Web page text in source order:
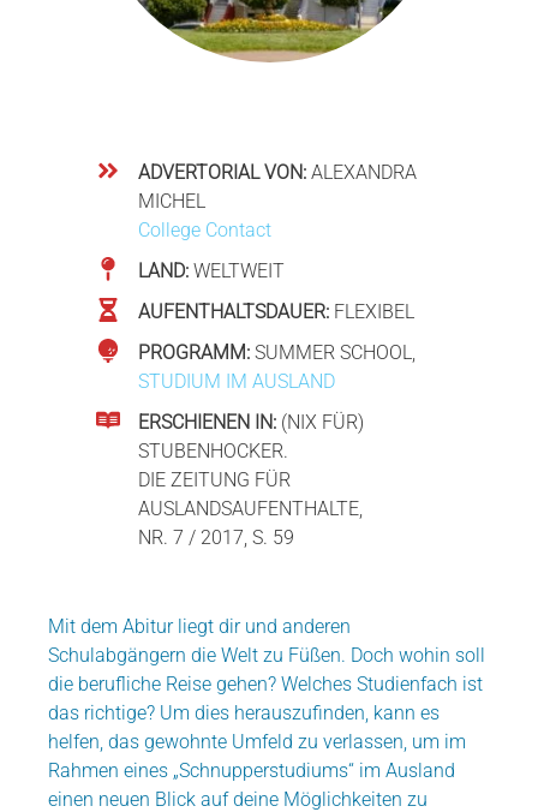
ADVERTORIAL VON: ALEXANDRA
MICHEL
College Contact
LAND: WELTWEIT
AUFENTHALTSDAUER: FLEXIBEL
PROGRAMM: SUMMER SCHOOL,
STUDIUM IM AUSLAND
ERSCHIENEN IN: (NIX FÜR)
STUBENHOCKER.
DIE ZEITUNG FÜR
AUSLANDSAUFENTHALTE,
NR. 7 / 2017, S. 59
Mit dem Abitur liegt dir und anderen
Schulabgängern die Welt zu Füßen. Doch wohin soll
die berufliche Reise gehen? Welches Studienfach ist
das richtige? Um dies herauszufinden, kann es
helfen, das gewohnte Umfeld zu verlassen, um im
Rahmen eines „Schnupperstudiums“ im Ausland
einen neuen Blick auf deine Möglichkeiten zu